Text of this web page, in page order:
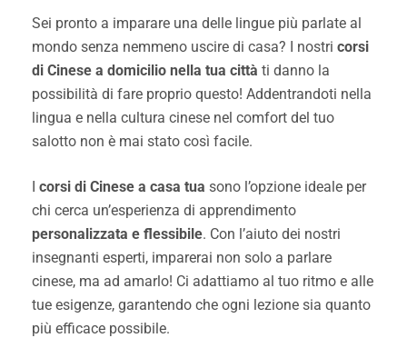
Sei pronto a imparare una delle lingue più parlate al
mondo senza nemmeno uscire di casa? I nostri corsi
di Cinese a domicilio nella tua città ti danno la
possibilità di fare proprio questo! Addentrandoti nella
lingua e nella cultura cinese nel comfort del tuo
salotto non è mai stato così facile.
I corsi di Cinese a casa tua sono l’opzione ideale per
chi cerca un’esperienza di apprendimento
personalizzata e flessibile. Con l’aiuto dei nostri
insegnanti esperti, imparerai non solo a parlare
cinese, ma ad amarlo! Ci adattiamo al tuo ritmo e alle
tue esigenze, garantendo che ogni lezione sia quanto
più efficace possibile.